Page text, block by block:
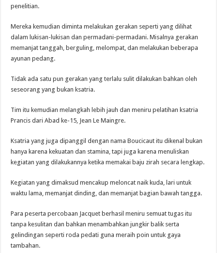
penelitian.
Mereka kemudian diminta melakukan gerakan seperti yang dilihat
dalam lukisan-lukisan dan permadani-permadani. Misalnya gerakan
memanjat tanggah, berguling, melompat, dan melakukan beberapa
ayunan pedang.
Tidak ada satu pun gerakan yang terlalu sulit dilakukan bahkan oleh
seseorang yang bukan ksatria.
Tim itu kemudian melangkah lebih jauh dan meniru pelatihan ksatria
Prancis dari Abad ke-15, Jean Le Maingre.
Ksatria yang juga dipanggil dengan nama Boucicaut itu dikenal bukan
hanya karena kekuatan dan stamina, tapi juga karena menuliskan
kegiatan yang dilakukannya ketika memakai baju zirah secara lengkap.
Kegiatan yang dimaksud mencakup meloncat naik kuda, lari untuk
waktu lama, memanjat dinding, dan memanjat bagian bawah tangga.
Para peserta percobaan Jacquet berhasil meniru semuat tugas itu
tanpa kesulitan dan bahkan menambahkan jungkir balik serta
gelindingan seperti roda pedati guna meraih poin untuk gaya
tambahan.